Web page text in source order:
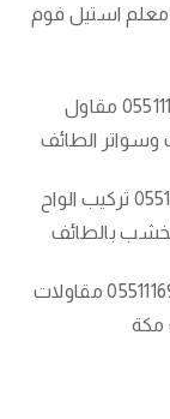
ستيل فوم بالطائف 0551116940 معلم استيل فوم
تركيب مظلات وسواتر الطائف ت:0551116940 مقاول
الطائف
بديل الخشب للجدران الطائف ت:0551116940 تركيب الواح
بالطائف
مقاول ترميم وتشطيب بالطائف ت:0551116940 مقاولات
مكة